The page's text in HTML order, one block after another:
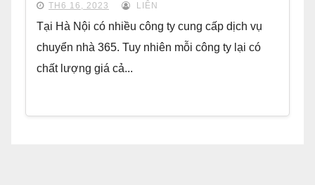
TH6 16, 2023 LIÊN
Tại Hà Nội có nhiều công ty cung cấp dịch vụ
chuyển nhà 365. Tuy nhiên mỗi công ty lại có
chất lượng giá cả...